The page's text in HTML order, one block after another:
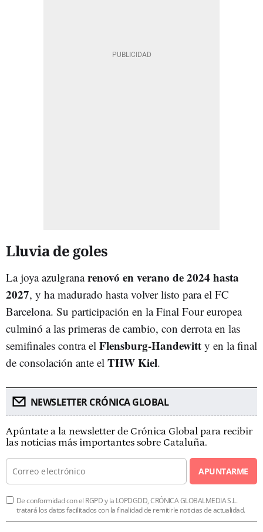
Lluvia de goles
La joya azulgranarenovó en verano de 2024 hasta
2027, y ha madurado hasta volver listo para el FC
Barcelona. Su participación en la Final Four europea
culminó a las primeras de cambio, con derrota en las
semifinales contra el Flensburg-Handewitt y en la final
de consolación ante el THW Kiel.
NEWSLETTER CRÓNICA GLOBAL
Apúntate a la newsletter de Crónica Global para recibir
las noticias más importantes sobre Cataluña.
APUNTARME
De conformidad con el RGPD y la LOPDGDD, CRÓNICA GLOBALMEDIA S.L.
tratará los datos facilitados con la finalidad de remitirle noticias de actualidad.